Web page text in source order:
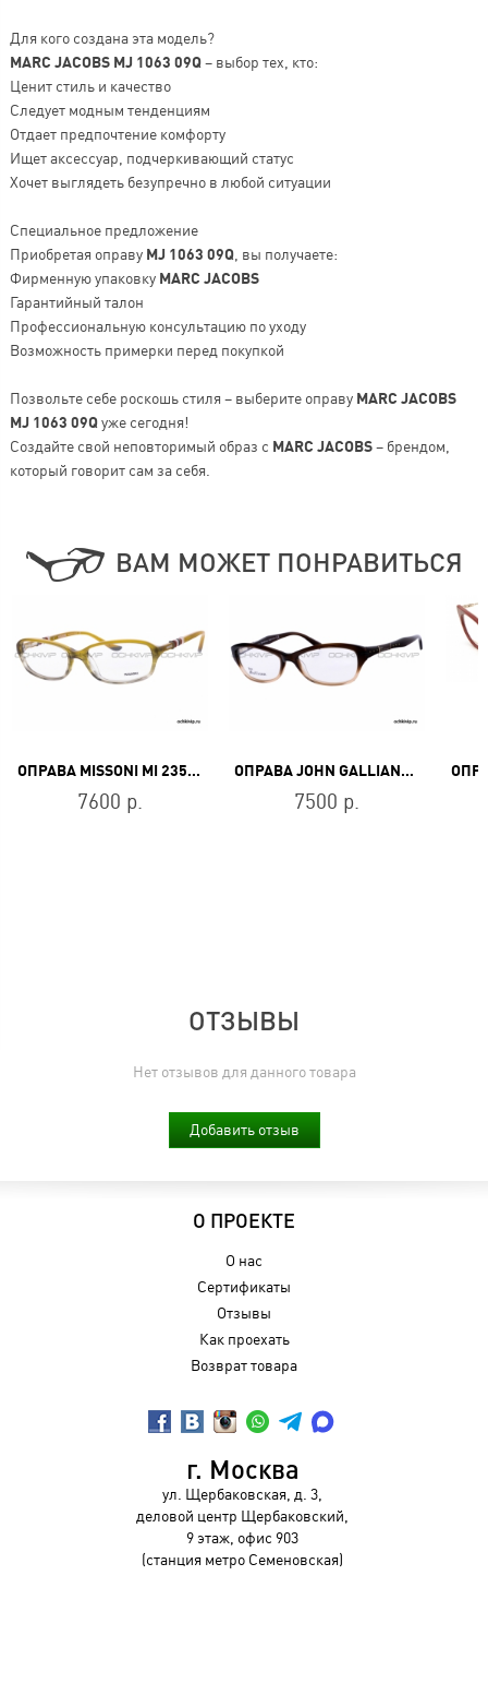
Для кого создана эта модель?
MARC JACOBS MJ 1063 09Q– выбор тех, кто:
Ценит стиль и качество
Следует модным тенденциям
Отдает предпочтение комфорту
Ищет аксессуар, подчеркивающий статус
Хочет выглядеть безупречно в любой ситуации
Специальное предложение
Приобретая оправу MJ 1063 09Q, вы получаете:
Фирменную упаковку MARC JACOBS
Гарантийный талон
Профессиональную консультацию по уходу
Возможность примерки перед покупкой
Позвольте себе роскошь стиля – выберите оправу MARC JACOBS
MJ 1063 09Qуже сегодня!
Создайте свой неповторимый образ с MARC JACOBS– брендом,
который говорит сам за себя.
ВАМ МОЖЕТ ПОНРАВИТЬСЯ
ОПРАВА MISSONI MI 235 04
7600 р.
ОПРАВА JOHN GALLIANO JG 5024 050
7500 р.
ОТЗЫВЫ
Нет отзывов для данного товара
Добавить отзыв
О ПРОЕКТЕ
О нас
Сертификаты
Отзывы
Как проехать
Возврат товара
г. Москва
ул. Щербаковская, д. 3,
деловой центр Щербаковский,
9 этаж, офис 903
(станция метро Семеновская)